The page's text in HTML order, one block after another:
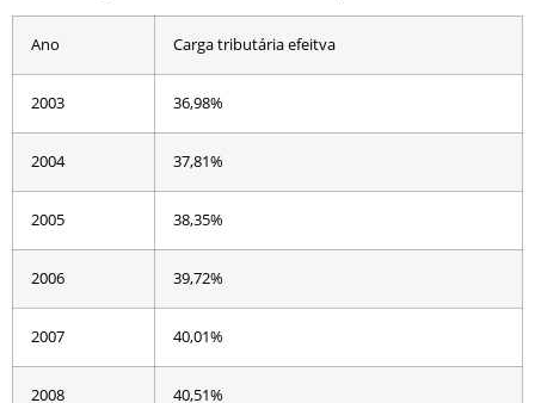
Ano Carga tributária efeitva
2003 36,98%
2004 37,81%
2005 38,35%
2006 39,72%
2007 40,01%
2008 40,51%